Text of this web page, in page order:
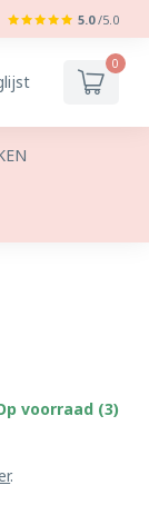
5.0 /5.0
0
voorraad (3)
.